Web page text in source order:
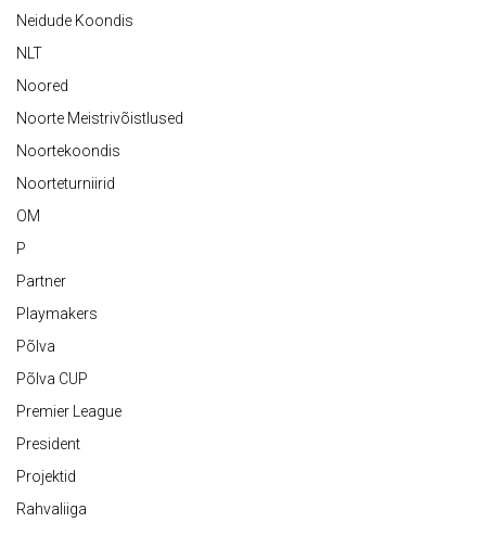
Neidude Koondis
NLT
Noored
Noorte Meistrivõistlused
Noortekoondis
Noorteturniirid
OM
P
Partner
Playmakers
Põlva
Põlva CUP
Premier League
President
Projektid
Rahvaliiga